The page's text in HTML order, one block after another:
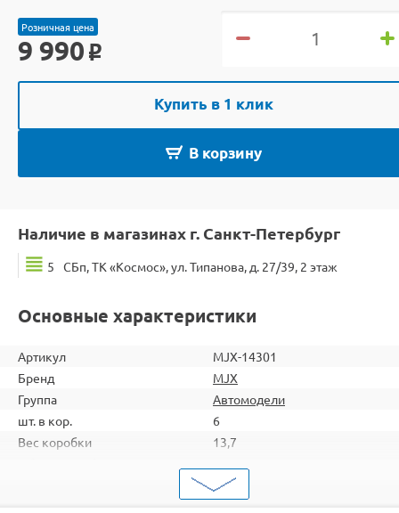
Розничная цена
9 990 o
Купить в 1 клик
В корзину
Наличие в магазинах г. Санкт-Петербург
5 СБп, ТК «Космос», ул. Типанова, д. 27/39, 2 этаж
Основные характеристики
Артикул
MJX-14301
Бренд
MJX
Группа
Автомодели
шт. в кор.
6
Вес коробки
13,7
2000000270135